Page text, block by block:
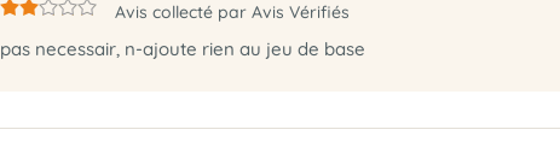
Avis collecté par Avis Vérifiés
pas necessair, n-ajoute rien au jeu de base